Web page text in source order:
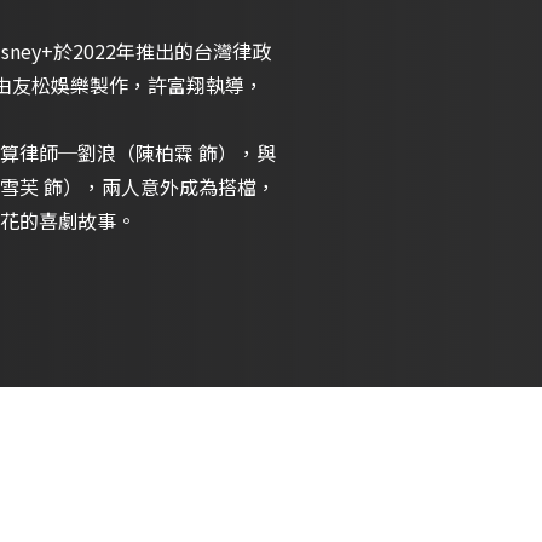
於2022年推出的台灣律政
松娛樂製作，許富翔執導，
律師─劉浪（陳柏霖 飾），與
飾），兩人意外成為搭檔，
的喜劇故事。